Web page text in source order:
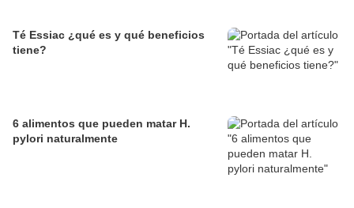
Té Essiac ¿qué es y qué beneficios
tiene?
6 alimentos que pueden matar H.
pylori naturalmente